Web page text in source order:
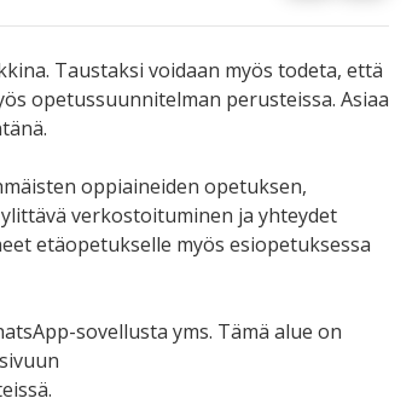
Taustaksi voidaan myös todeta, että
opetussuunnitelman perusteissa. Asiaa
oppiaineiden opetuksen,
verkostoituminen ja yhteydet
etäopetukselle myös esiopetuksessa
sovellusta yms. Tämä alue on